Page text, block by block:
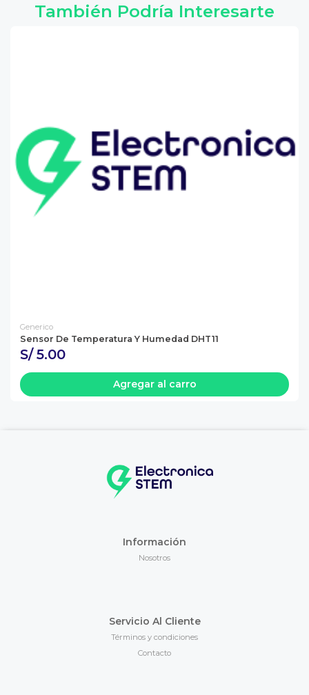
También Podría Interesarte
Generico
Sensor De Temperatura Y Humedad DHT11
S/ 5.00
Agregar al carro
Información
Nosotros
Servicio Al Cliente
Términos y condiciones
Contacto